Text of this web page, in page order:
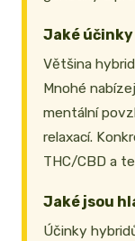
Jaké
Většina
Mnohé
mentální
relaxací.
THC/CBD a
Jaké jsou
Účinky